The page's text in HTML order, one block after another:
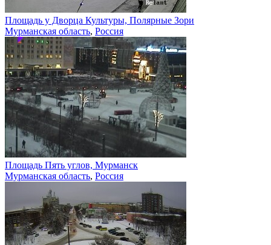
Площадь у Дворца Культуры, Полярные Зори
Мурманская область, Россия
Площадь Пять углов, Мурманск
Мурманская область, Россия